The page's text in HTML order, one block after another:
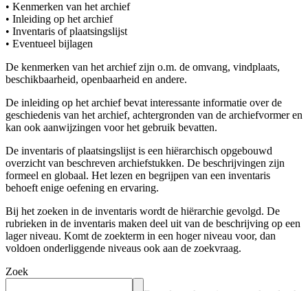
• Kenmerken van het archief
• Inleiding op het archief
• Inventaris of plaatsingslijst
• Eventueel bijlagen
De kenmerken van het archief zijn o.m. de omvang, vindplaats,
beschikbaarheid, openbaarheid en andere.
De inleiding op het archief bevat interessante informatie over de
geschiedenis van het archief, achtergronden van de archiefvormer en
kan ook aanwijzingen voor het gebruik bevatten.
De inventaris of plaatsingslijst is een hiërarchisch opgebouwd
overzicht van beschreven archiefstukken. De beschrijvingen zijn
formeel en globaal. Het lezen en begrijpen van een inventaris
behoeft enige oefening en ervaring.
Bij het zoeken in de inventaris wordt de hiërarchie gevolgd. De
rubrieken in de inventaris maken deel uit van de beschrijving op een
lager niveau. Komt de zoekterm in een hoger niveau voor, dan
voldoen onderliggende niveaus ook aan de zoekvraag.
Zoek